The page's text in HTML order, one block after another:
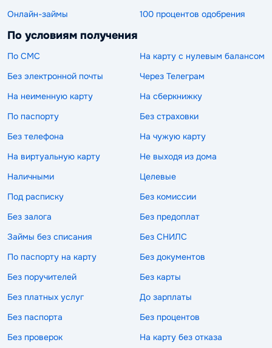
Онлайн-займы
100 процентов одобрения
По условиям получения
По СМС
На карту с нулевым балансом
Без электронной почты
Через Телеграм
На неименную карту
На сберкнижку
По паспорту
Без страховки
Без телефона
На чужую карту
На виртуальную карту
Не выходя из дома
Наличными
Целевые
Под расписку
Без комиссии
Без залога
Без предоплат
Займы без списания
Без СНИЛС
По паспорту на карту
Без документов
Без поручителей
Без карты
Без платных услуг
До зарплаты
Без паспорта
Без процентов
Без проверок
На карту без отказа